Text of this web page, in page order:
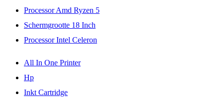
Processor Amd Ryzen 5
Schermgrootte 18 Inch
Processor Intel Celeron
All In One Printer
Hp
Inkt Cartridge